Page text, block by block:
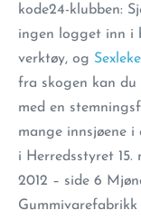
kode24-klubben:
ingen logget inn i
verktøy, og
fra skogen kan
med en
mange innsjøene
i Herredsstyret 15.
2012 – side 6